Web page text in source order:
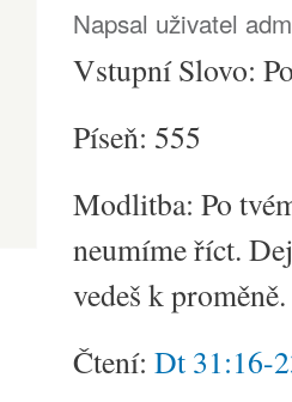
Napsal uživatel
Vstupní Slovo:
Píseň: 555
Modlitba: Po
neumíme říct.
vedeš k
Čtení: Dt 31:16-